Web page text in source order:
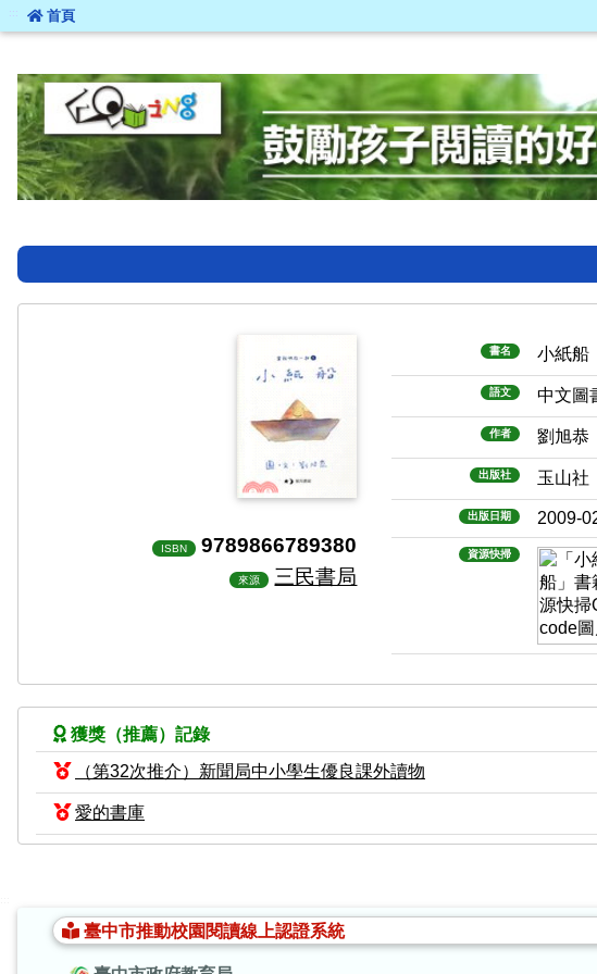
::: 首頁
ISBN 9789866789380
來源 三民書局
書名 小紙船
語文 中文圖
作者 劉旭恭
出版社 玉山社
出版日期 2009-
資源快掃
獲獎（推薦）記錄
（第32次推介）新聞局中小學生優良課外讀物
愛的書庫
臺中市推動校園閱讀線上認證系統